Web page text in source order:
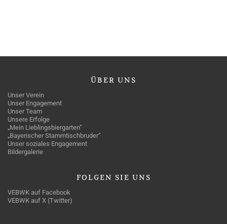
ÜBER UNS
Unser Verein
Unser Engagement
Unser Team
Unsere Erfolge
„Mein Lieblingsbiergarten“
„Bayerischer Stammtischbruder“
Unser soziales Engagement
Bildergalerie
FOLGEN SIE UNS
VEBWK auf Facebook
VEBWK auf X (Twitter)